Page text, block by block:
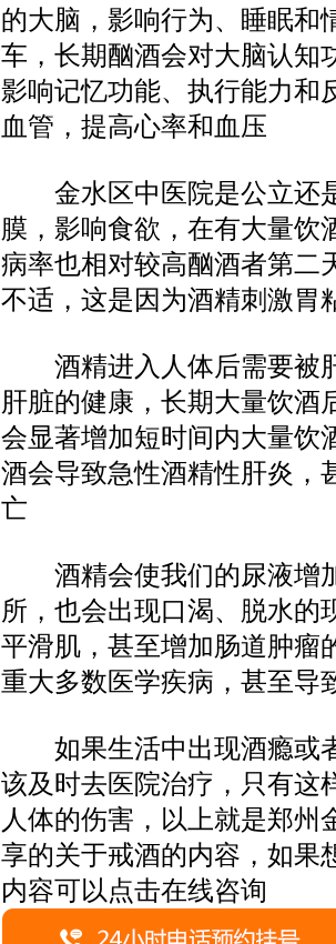
的大脑，影响行为、睡眠和
车，长期酗酒会对大脑认知
影响记忆功能、执行能力和
血管，提高心率和血压
金水区中医院是公立还
膜，影响食欲，在有大量饮
病率也相对较高酗酒者第二
不适，这是因为酒精刺激胃
酒精进入人体后需要被
肝脏的健康，长期大量饮酒
会显著增加短时间内大量饮
酒会导致急性酒精性肝炎，
亡
酒精会使我们的尿液增
所，也会出现口渴、脱水的
平滑肌，甚至增加肠道肿瘤
重大多数医学疾病，甚至导
如果生活中出现酒瘾或
该及时去医院治疗，只有这
人体的伤害，以上就是郑州
享的关于戒酒的内容，如果
内容可以点击在线咨询